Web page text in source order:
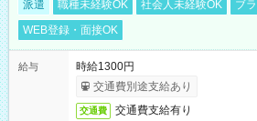
派遣 職種未経験OK 社会人未経験OK
ブ
WEB登録・面接OK
給与
時給1300円
交通費別途支給あり
交通費 交通費支給有り